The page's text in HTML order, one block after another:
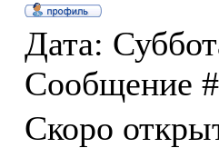
Дата:
Сообщение
Скоро